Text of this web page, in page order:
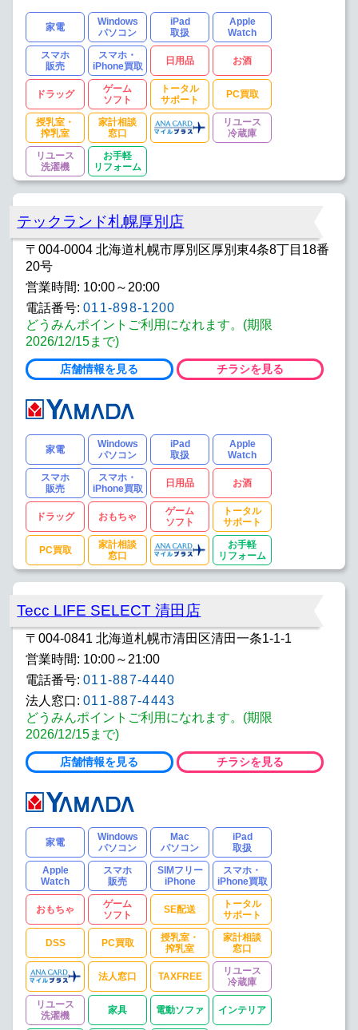
家電
Windows
パソコン
iPad
取扱
Apple
Watch
スマホ
販売
スマホ・
iPhone買取
日用品 お酒
ドラッグ
ゲーム
ソフト
トータル
サポート
PC買取
授乳室・
搾乳室
家計相談
窓口
リユース
冷蔵庫
リユース
洗濯機
お手軽
リフォーム
テックランド札幌厚別店
〒004-0004 北海道札幌市厚別区厚別東4条8丁目18番
20号
営業時間: 10:00～20:00
電話番号: 011-898-1200
どうみんポイントご利用になれます。(期限
2026/12/15まで)
店舗情報を見る チラシを見る
家電
Windows
パソコン
iPad
取扱
Apple
Watch
スマホ
販売
スマホ・
iPhone買取
日用品 お酒
ドラッグ おもちゃ
ゲーム
ソフト
トータル
サポート
PC買取
家計相談
窓口
お手軽
リフォーム
Tecc LIFE SELECT 清田店
〒004-0841 北海道札幌市清田区清田一条1-1-1
営業時間: 10:00～21:00
電話番号: 011-887-4440
法人窓口: 011-887-4443
どうみんポイントご利用になれます。(期限
2026/12/15まで)
店舗情報を見る チラシを見る
家電
Windows
パソコン
Mac
パソコン
iPad
取扱
Apple
Watch
スマホ
販売
SIMフリー
iPhone
スマホ・
iPhone買取
おもちゃ
ゲーム
ソフト
SE配送
トータル
サポート
DSS PC買取
授乳室・
搾乳室
家計相談
窓口
法人窓口 TAXFREE
リユース
冷蔵庫
リユース
洗濯機
家具 電動ソファ インテリア